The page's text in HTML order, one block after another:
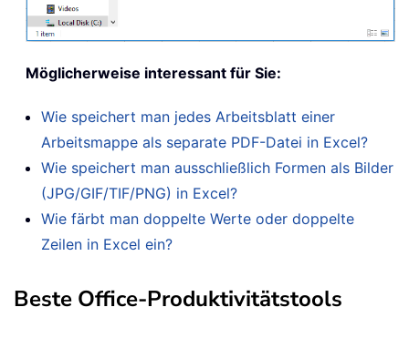
Möglicherweise interessant für Sie:
Wie speichert man jedes Arbeitsblatt einer
Arbeitsmappe als separate PDF-Datei in Excel?
Wie speichert man ausschließlich Formen als Bilder
(JPG/GIF/TIF/PNG) in Excel?
Wie färbt man doppelte Werte oder doppelte
Zeilen in Excel ein?
Beste Office-Produktivitätstools